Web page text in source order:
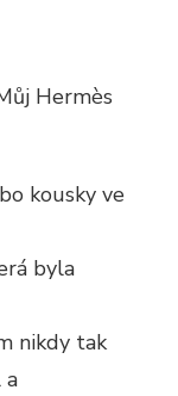
Hermès
kousky ve
byla
nikdy tak
a